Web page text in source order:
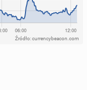
Źródło: currencybeacon.com